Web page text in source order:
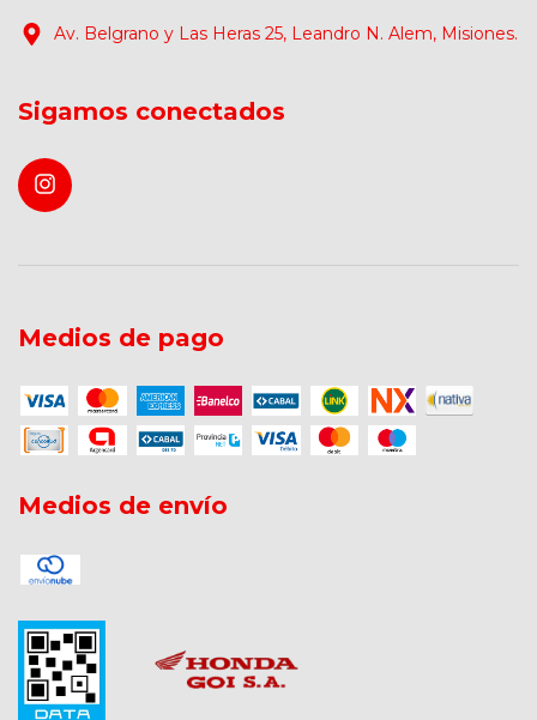
Av. Belgrano y Las Heras 25, Leandro N. Alem, Misiones.
Sigamos conectados
Medios de pago
Medios de envío